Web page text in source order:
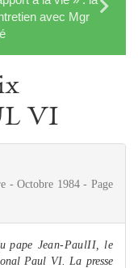
avec Mgr
VI
- Octobre 1984 - Page
pape Jean-PaulII,
le
Paul VI. La presse